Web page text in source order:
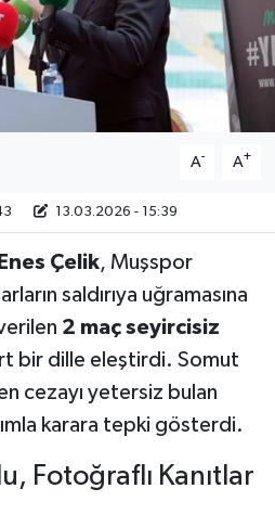
A- A+
13.03.2026 - 15:39
Çelik, Muşspor
saldırıya uğramasına
2 maç seyircisiz
bir dille eleştirdi. Somut
cezayı yetersiz bulan
karara tepki gösterdi.
Fotoğraflı Kanıtlar